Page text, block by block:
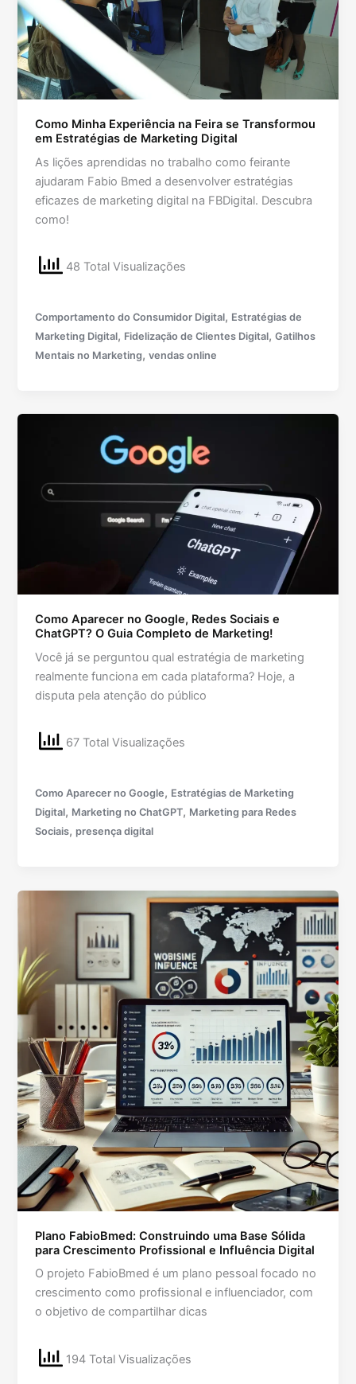
Como Minha Experiência na Feira se Transformou
em Estratégias de Marketing Digital
As lições aprendidas no trabalho como feirante
ajudaram Fabio Bmed a desenvolver estratégias
eficazes de marketing digital na FBDigital. Descubra
como!
48 Total Visualizações
Comportamento do Consumidor Digital, Estratégias de
Marketing Digital, Fidelização de Clientes Digital,Gatilhos
Mentais no Marketing,vendas online
Como Aparecer no Google, Redes Sociais e
ChatGPT? O Guia Completo de Marketing!
Você já se perguntou qual estratégia de marketing
realmente funciona em cada plataforma? Hoje, a
disputa pela atenção do público
67 Total Visualizações
Como Aparecer no Google, Estratégias de Marketing
Digital, Marketing no ChatGPT, Marketing para Redes
Sociais,presença digital
Plano FabioBmed: Construindo uma Base Sólida
para Crescimento Profissional e Influência Digital
O projeto FabioBmed é um plano pessoal focado no
crescimento como profissional e influenciador, com
o objetivo de compartilhar dicas
194 Total Visualizações